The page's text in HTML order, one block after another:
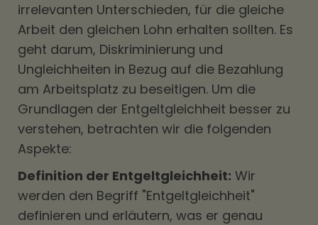
irrelevanten Unterschieden, für die gleiche
Arbeit den gleichen Lohn erhalten sollten. Es
geht darum, Diskriminierung und
Ungleichheiten in Bezug auf die Bezahlung
am Arbeitsplatz zu beseitigen. Um die
Grundlagen der Entgeltgleichheit besser zu
verstehen, betrachten wir die folgenden
Aspekte:
Definition der Entgeltgleichheit: Wir
werden den Begriff "Entgeltgleichheit"
definieren und erläutern, was er genau